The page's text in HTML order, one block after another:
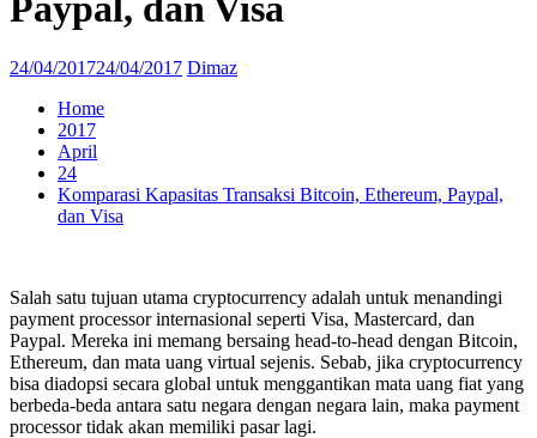
Paypal, dan Visa
24/04/201724/04/2017 Dimaz
Home
2017
April
24
Komparasi Kapasitas Transaksi Bitcoin, Ethereum, Paypal,
dan Visa
Salah satu tujuan utama cryptocurrency adalah untuk menandingi
payment processor internasional seperti Visa, Mastercard, dan
Paypal. Mereka ini memang bersaing head-to-head dengan Bitcoin,
Ethereum, dan mata uang virtual sejenis. Sebab, jika cryptocurrency
bisa diadopsi secara global untuk menggantikan mata uang fiat yang
berbeda-beda antara satu negara dengan negara lain, maka payment
processor tidak akan memiliki pasar lagi.